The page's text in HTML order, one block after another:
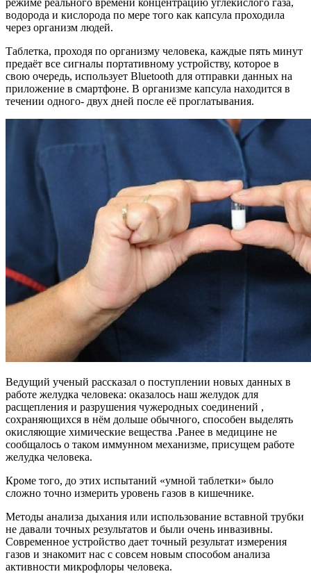
водорода и кислорода по мере того как капсула проходила
через организм людей.
Таблетка, проходя по организму человека, каждые пять минут
предаёт все сигналы портативному устройству, которое в
свою очередь, использует Bluetooth для отправки данных на
приложение в смартфоне. В организме капсула находится в
течении одного- двух дней после её проглатывания.
Ведущий ученый рассказал о поступлении новых данных в
работе желудка человека: оказалось наш желудок для
расщепления и разрушения чужеродных соединений ,
сохраняющихся в нём дольше обычного, способен выделять
окисляющие химические вещества .Ранее в медицине не
сообщалось о таком иммунном механизме, присущем работе
желудка человека.
Кроме того, до этих испытаний «умной таблетки» было
сложно точно измерить уровень газов в кишечнике.
Методы анализа дыхания или использование вставной трубки
не давали точных результатов и были очень инвазивны.
Современное устройство дает точный результат измерения
газов и знакомит нас с совсем новым способом анализа
активности микрофлоры человека.